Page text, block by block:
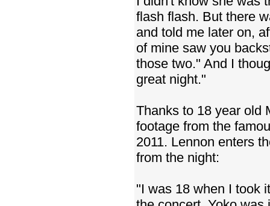
flash flash. But there
and told me later on,
of mine saw you
those two." And I
great night."
Thanks to 18 year old
footage from the
2011. Lennon enters
from the night:
"I was 18 when I took